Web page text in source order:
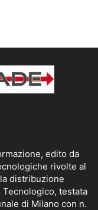
edito da
rivolte al
distribuzione
testata
di Milano con n.